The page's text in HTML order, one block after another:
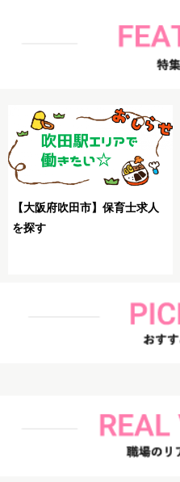
【大阪市鶴見区】保育士が理
想の求人を探す方法解説